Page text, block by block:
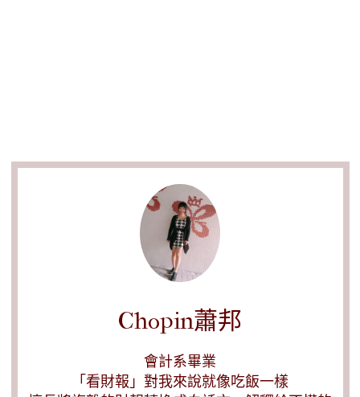
Chopin蕭邦
會計系畢業
「看財報」對我來說就像吃飯一樣